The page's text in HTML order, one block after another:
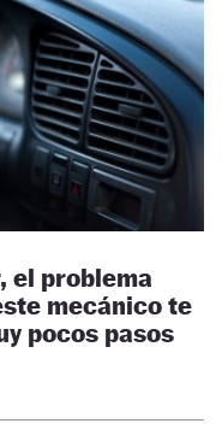
el problema
mecánico te
pocos pasos